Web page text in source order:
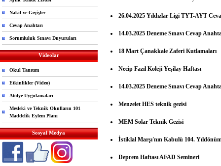
Nakil ve Geçişler
Cevap Anahtarı
Sorumluluk Sınavı Duyuruları
Videolar
Okul Tanıtım
Etkinlikler (Video)
Atölye Uygulamaları
Mesleki ve Teknik Okulların 101
Maddelik Eylem Planı
Sosyal Medya
26.04.2025 Yıldızlar Ligi TYT-AYT
14.03.2025 Deneme Sınavı Cevap
18 Mart Çanakkale Zaferi Kutlamaları
Necip Fazıl Koleji Yeşilay Haftası
14.03.2025 Deneme Sınavı Cevap
Menzelet HES teknik gezisi
MEM Solar Teknik Gezisi
İstiklal Marşı'nın Kabulü 104.
Deprem Haftası AFAD Semineri